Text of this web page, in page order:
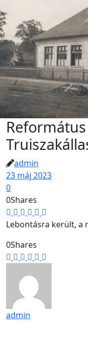
admin
23 máj 2023
0
0Shares
Lebontásra került,
0Shares
admin